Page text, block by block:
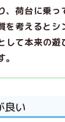
、荷台に乗っ
を考えると
して本来の遊
良い